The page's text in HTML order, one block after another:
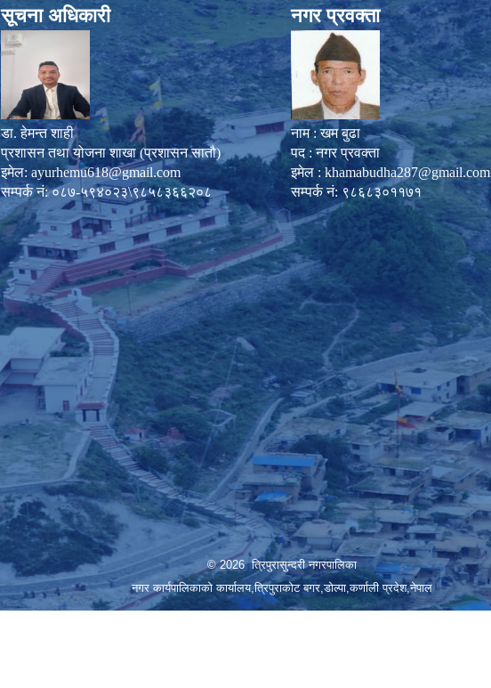
सूचना अधिकारी
डा. हेमन्त शाही
प्रशासन तथा योजना शाखा (प्रशासन सातौ)
इमेल: ayurhemu618@gmail.com
सम्पर्क नं: ०८७-५९४०२३\९८५८३६६२०८
नगर प्रवक्ता
नाम : खम बुढा
पद : नगर प्रवक्ता
इमेल : khamabudha287@gmail.com
सम्पर्क नं: ९८६८३०११७१
© 2026 त्रिपुरासुन्दरी नगरपालिका
नगर कार्यपालिकाको कार्यालय,त्रिपुराकोट बगर,डोल्पा,कर्णाली प्रदेश,नेपाल